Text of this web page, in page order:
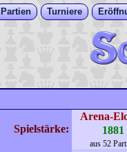
Partien Turniere
Spielstärke:
Arena-
1881
aus 52